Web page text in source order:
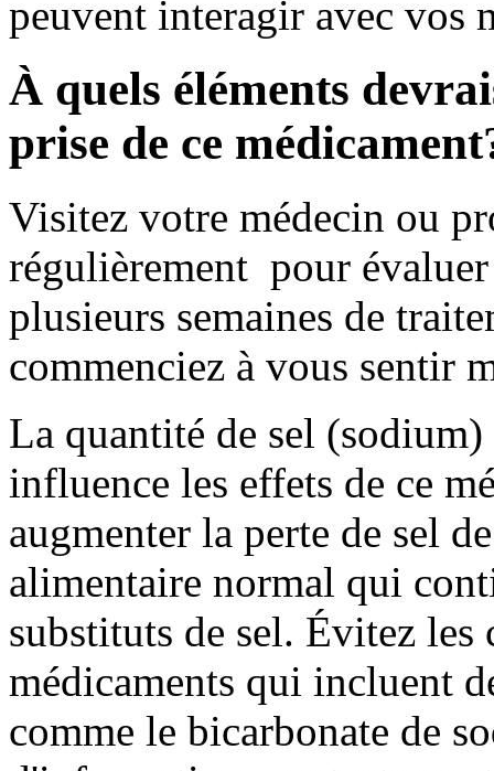
peuvent interagir avec vos
À quels éléments
prise de ce
Visitez votre médecin ou
régulièrement pour
plusieurs semaines de
commenciez à vous sentir
La quantité de sel
influence les effets de ce
augmenter la perte de sel
alimentaire normal qui
substituts de sel. Évitez les
médicaments qui incluent
comme le bicarbonate de